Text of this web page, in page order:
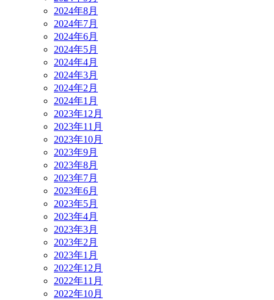
2024年8月
2024年7月
2024年6月
2024年5月
2024年4月
2024年3月
2024年2月
2024年1月
2023年12月
2023年11月
2023年10月
2023年9月
2023年8月
2023年7月
2023年6月
2023年5月
2023年4月
2023年3月
2023年2月
2023年1月
2022年12月
2022年11月
2022年10月